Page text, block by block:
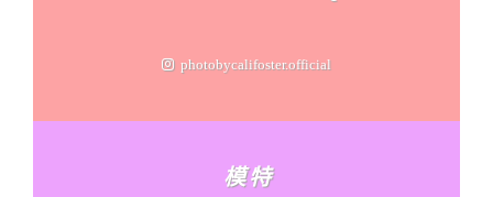
photobycalifoster.official
模 特